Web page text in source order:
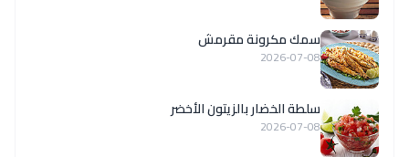
سمك مكرونة مقرمش
2026-07-08
سلطة الخضار بالزيتون الأخضر
2026-07-08